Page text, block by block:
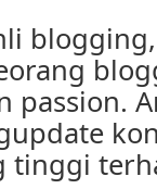
blogging,
passion.
tinggi